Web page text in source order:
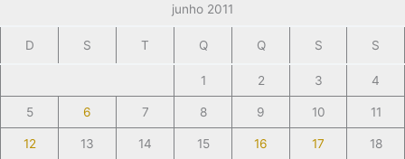
junho 2011
D S T Q Q S S
1 2 3 4
5 6 7 8 9 10 11
12 13 14 15 16 17 18